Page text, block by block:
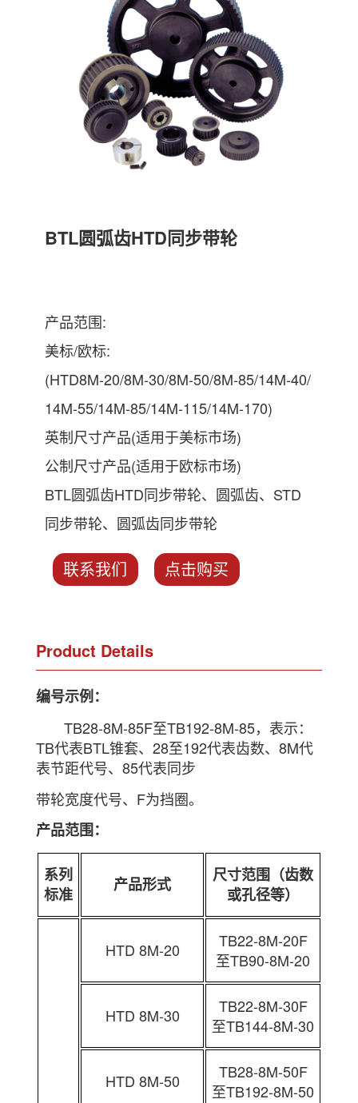
BTL圆弧齿HTD同步带轮
产品范围:
美标/欧标:
(HTD8M-20/8M-30/8M-50/8M-85/14M-40/
14M-55/14M-85/14M-115/14M-170)
英制尺寸产品(适用于美标市场)
公制尺寸产品(适用于欧标市场)
BTL圆弧齿HTD同步带轮、圆弧齿、STD
同步带轮、圆弧齿同步带轮
联系我们 点击购买
Product Details
编号示例：
TB28-8M-85F至TB192-8M-85，表示：
TB代表BTL锥套、28至192代表齿数、8M代
表节距代号、85代表同步
带轮宽度代号、F为挡圈。
产品范围：
系列
标准
产品形式
尺寸范围（齿数
或孔径等）
HTD 8M-20
TB22-8M-20F
至TB90-8M-20
HTD 8M-30
TB22-8M-30F
至TB144-8M-30
HTD 8M-50
TB28-8M-50F
至TB192-8M-50